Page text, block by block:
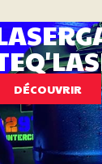
DÉCOUVRIR